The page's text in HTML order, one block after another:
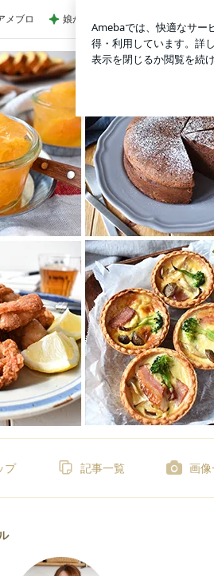
柔らか【スタミナチキン】 | 長田
メブロ 娘が観た映画のざわざわする内容
プ 記事一覧 画像